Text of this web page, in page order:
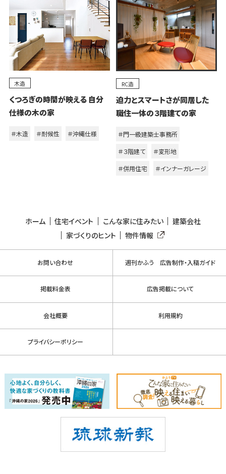
木造
くつろぎの時間が映える 自分
仕様の木の家
＃木造 ＃耐候性 ＃沖縄仕様
RC造
迫力とスマートさが同居した
職住一体の３階建ての家
＃門一級建築士事務所
＃３階建て
＃変形地
＃併用住宅
＃インナーガレージ
ホーム 住宅イベント こんな家に住みたい
建築会社
家づくりのヒント
物件情報
お問い合わせ 週刊かふう 広告制作・入稿ガイド
掲載料金表 広告掲載について
会社概要 利用規約
プライバシーポリシー